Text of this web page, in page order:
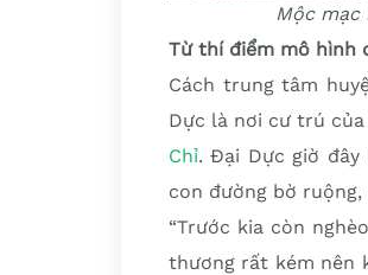
Mộc mạc
Từ thí điểm mô hình
Cách trung tâm
Dực là nơi cư trú
Chỉ. Đại Dực giờ
con đường bờ
“Trước kia còn
thương rất kém nên